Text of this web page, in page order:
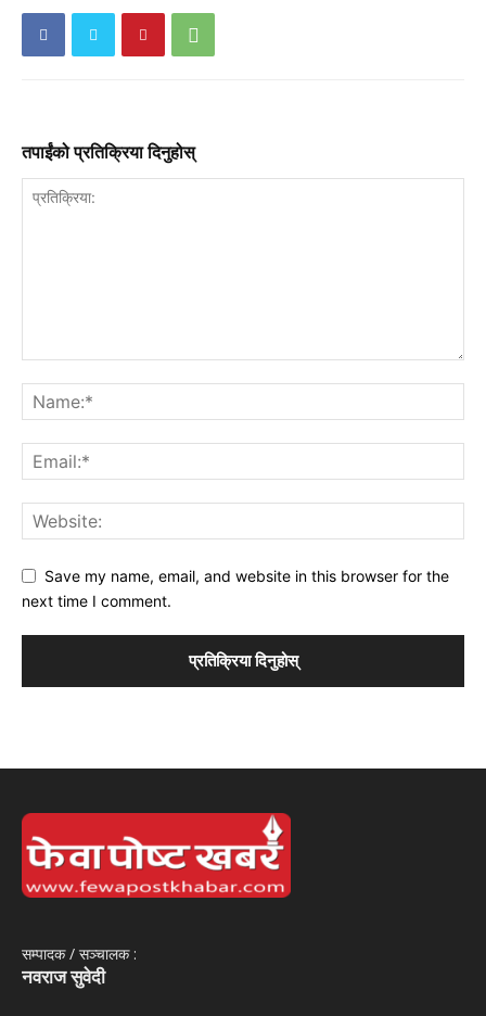
तपाईंको प्रतिक्रिया दिनुहोस्
Save my name, email, and website in this browser for the
next time I comment.
सम्पादक / सञ्‍चालक :
नवराज सुवेदी